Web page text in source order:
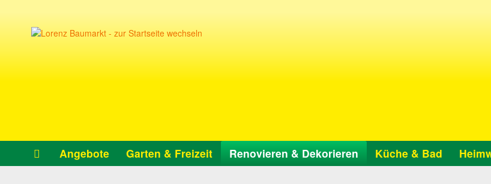
Angebote Garten & Freizeit Renovieren & Dekorieren Küche & Bad